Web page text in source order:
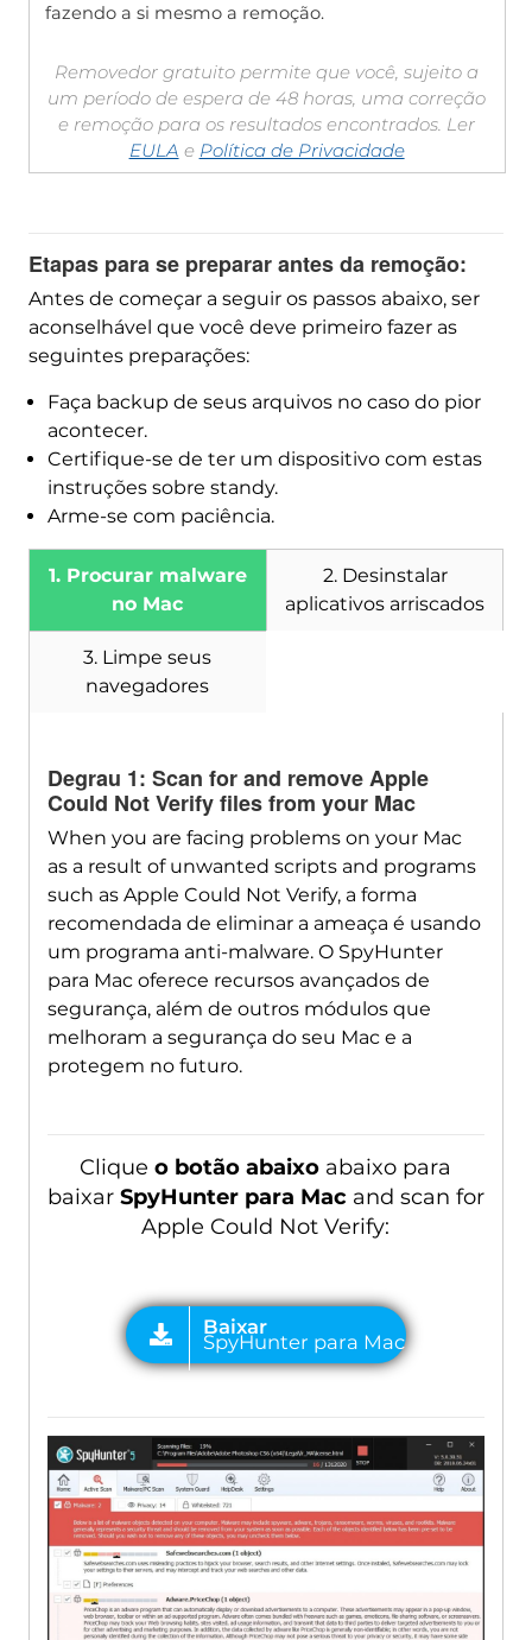
fazendo a si mesmo a remoção.
Removedor gratuito permite que você, sujeito a
um período de espera de 48 horas, uma correção
e remoção para os resultados encontrados. Ler
EULA e Política de Privacidade
Etapas para se preparar antes da remoção:
Antes de começar a seguir os passos abaixo, ser
aconselhável que você deve primeiro fazer as
seguintes preparações:
Faça backup de seus arquivos no caso do pior
acontecer.
Certifique-se de ter um dispositivo com estas
instruções sobre standy.
Arme-se com paciência.
1. Procurar malware
no Mac
2. Desinstalar
aplicativos arriscados
3. Limpe seus
navegadores
Degrau 1: Scan for and remove Apple
Could Not Verify files from your Mac
When you are facing problems on your Mac
as a result of unwanted scripts and programs
such as Apple Could Not Verify, a forma
recomendada de eliminar a ameaça é usando
um programa anti-malware. O SpyHunter
para Mac oferece recursos avançados de
segurança, além de outros módulos que
melhoram a segurança do seu Mac e a
protegem no futuro.
Cliqueo botão abaixo abaixo para
baixar SpyHunter para Mac and scan for
Apple Could Not Verify:
Baixar
SpyHunter para Mac